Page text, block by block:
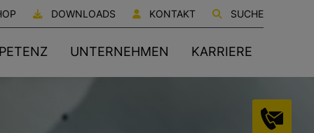
DOWNLOADS KONTAKT SUCHE
UNTERNEHMEN KARRIERE